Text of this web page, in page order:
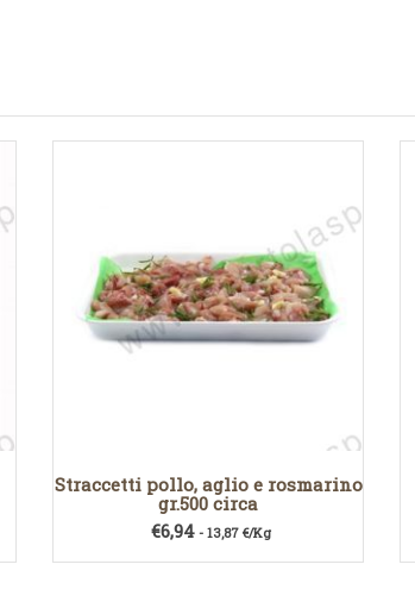
Straccetti pollo, aglio e rosmarino
gr.500 circa
€6,94 - 13,87 €/Kg